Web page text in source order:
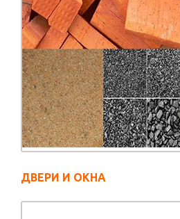
ДВЕРИ И ОКНА